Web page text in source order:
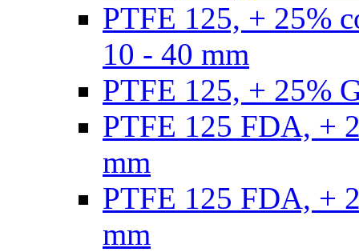
PTFE 125, + 25%
10 - 40 mm
PTFE 125, + 25%
PTFE 125 FDA, +
mm
PTFE 125 FDA, +
mm